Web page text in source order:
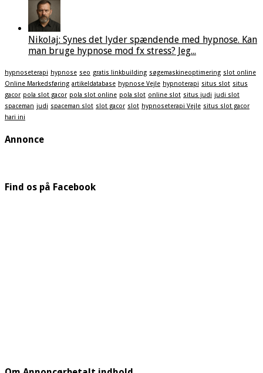
Nikolaj: Synes det lyder spændende med hypnose. Kan
man bruge hypnose mod fx stress? Jeg...
hypnoseterapi hypnose seo gratis linkbuilding søgemaskineoptimering slot online
Online Markedsføring artikeldatabase hypnose Vejle hypnoterapi situs slot situs
gacor pola slot gacor pola slot online pola slot online slot situs judi judi slot
spaceman judi spaceman slot slot gacor slot hypnoseterapi Vejle situs slot gacor
hari ini
Annonce
Find os på Facebook